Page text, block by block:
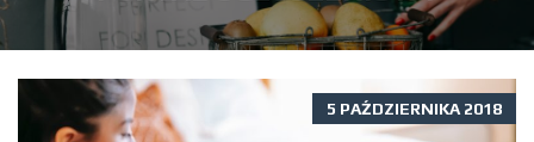
5 PAŹDZIERNIKA 2018